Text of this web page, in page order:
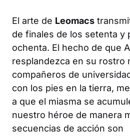
El arte de Leomacs
de finales de los setenta y
ochenta. El hecho de que
resplandezca en su rostro
compañeros de
con los pies en la tierra,
a que el miasma se
nuestro héroe de manera
secuencias de acción son